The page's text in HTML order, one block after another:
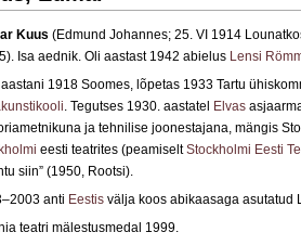
Kuus (Edmund Johannes; 25. VI 1914
Isa aednik. Oli aastast 1942 abielus Lensi
aastani 1918 Soomes, lõpetas 1933 Tartu
. Tegutses 1930. aastatel Elvas
ja tehnilise joonestajana, mängis
eesti teatrites (peamiseltStockholmi Eesti
siin” (1950, Rootsi).
anti Eestis välja koos abikaasaga asutatud
teatri mälestusmedal 1999.